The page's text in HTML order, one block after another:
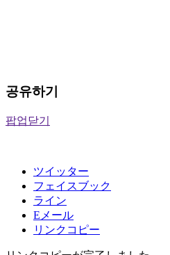
공유하기
팝업닫기
ツイッター
フェイスブック
ライン
Eメール
リンクコピー